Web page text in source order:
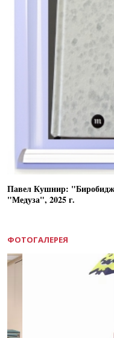
Павел Кушнир:
"Медуза", 2025 г.
ФОТОГАЛЕРЕЯ